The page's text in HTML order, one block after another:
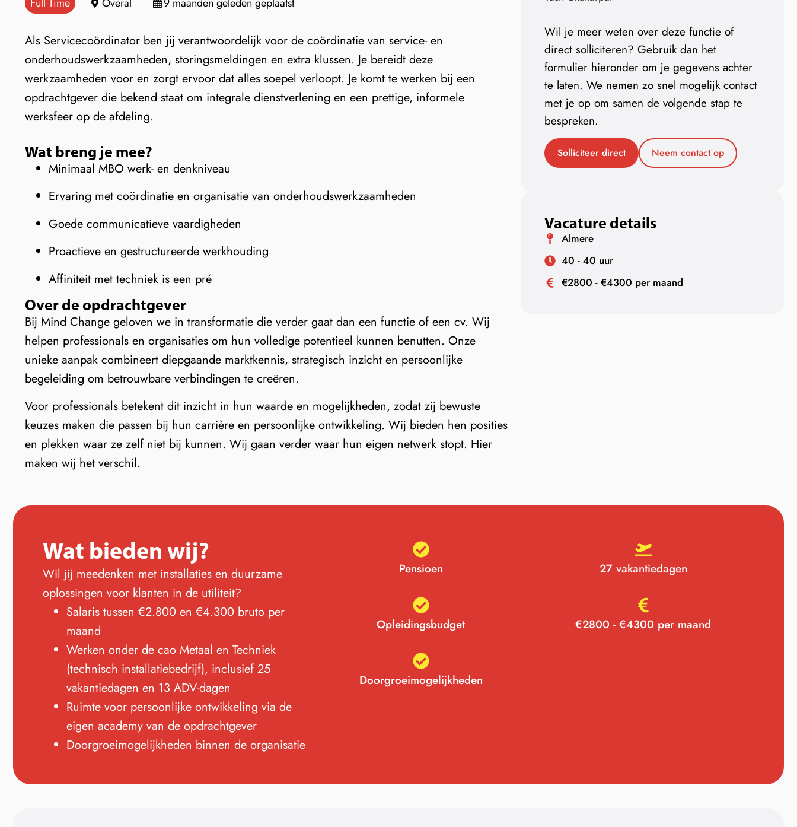
Als Servicecoördinator ben jij verantwoordelijk voor de coördinatie van service- en
onderhoudswerkzaamheden, storingsmeldingen en extra klussen. Je bereidt deze
werkzaamheden voor en zorgt ervoor dat alles soepel verloopt. Je komt te werken bij een
opdrachtgever die bekend staat om integrale dienstverlening en een prettige, informele
werksfeer op de afdeling.
Wat breng je mee?
Minimaal MBO werk- en denkniveau
Ervaring met coördinatie en organisatie van onderhoudswerkzaamheden
Goede communicatieve vaardigheden
Proactieve en gestructureerde werkhouding
Affiniteit met techniek is een pré
Over de opdrachtgever
Bij Mind Change geloven we in transformatie die verder gaat dan een functie of een cv. Wij
helpen professionals en organisaties om hun volledige potentieel kunnen benutten. Onze
unieke aanpak combineert diepgaande marktkennis, strategisch inzicht en persoonlijke
begeleiding om betrouwbare verbindingen te creëren.
Voor professionals betekent dit inzicht in hun waarde en mogelijkheden, zodat zij bewuste
keuzes maken die passen bij hun carrière en persoonlijke ontwikkeling. Wij bieden hen posities
en plekken waar ze zelf niet bij kunnen. Wij gaan verder waar hun eigen netwerk stopt. Hier
maken wij het verschil.
Wil je meer weten over deze functie of
direct solliciteren? Gebruik dan het
formulier hieronder om je gegevens achter
te laten. We nemen zo snel mogelijk contact
met je op om samen de volgende stap te
bespreken.
Solliciteer direct Neem contact op
Vacature details
Almere
40 - 40 uur
€2800 - €4300 per maand
Wat bieden wij?
Wil jij meedenken met installaties en duurzame
oplossingen voor klanten in de utiliteit?
Salaris tussen €2.800 en €4.300 bruto per
maand
Werken onder de cao Metaal en Techniek
(technisch installatiebedrijf), inclusief 25
vakantiedagen en 13 ADV-dagen
Ruimte voor persoonlijke ontwikkeling via de
eigen academy van de opdrachtgever
Doorgroeimogelijkheden binnen de organisatie
Pensioen 27 vakantiedagen
Opleidingsbudget €2800 - €4300 per maand
Doorgroeimogelijkheden